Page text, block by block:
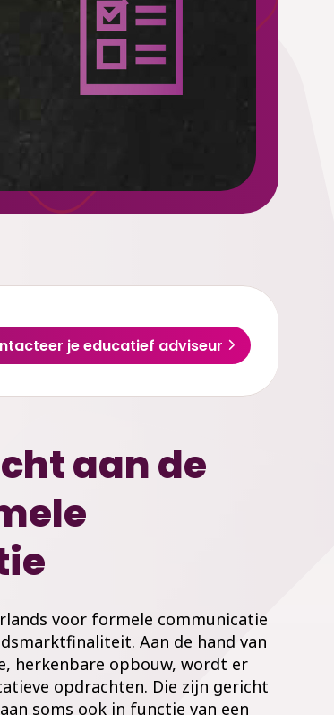
je educatief adviseur
aan de
voor formele communicatie
Aan de hand van
herkenbare opbouw, wordt er
opdrachten. Die zijn gericht
soms ook in functie van een